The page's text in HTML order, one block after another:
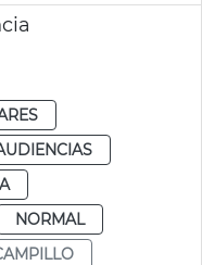
NORMAL